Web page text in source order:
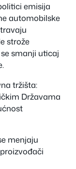
emisija
automobilske
strože
smanji uticaj
tržišta:
Državama
menjaju